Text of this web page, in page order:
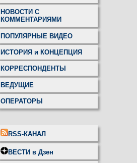
НОВОСТИ С
КОММЕНТАРИЯМИ
ПОПУЛЯРНЫЕ ВИДЕО
ИСТОРИЯ и КОНЦЕПЦИЯ
КОРРЕСПОНДЕНТЫ
ВЕДУЩИЕ
ОПЕРАТОРЫ
RSS-КАНАЛ
ВЕСТИ в Дзен